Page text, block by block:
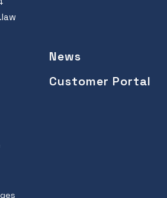
News
Customer Portal